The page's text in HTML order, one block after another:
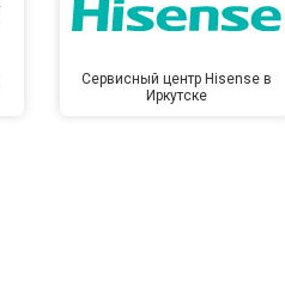
Сервисный центр Hisense в
Иркутске